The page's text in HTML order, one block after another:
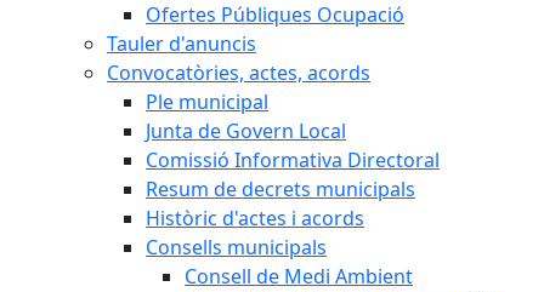
Ofertes Públiques Ocupació
Tauler d'anuncis
Convocatòries, actes, acords
Ple municipal
Junta de Govern Local
Comissió Informativa Directoral
Resum de decrets municipals
Històric d'actes i acords
Consells municipals
Consell de Medi Ambient